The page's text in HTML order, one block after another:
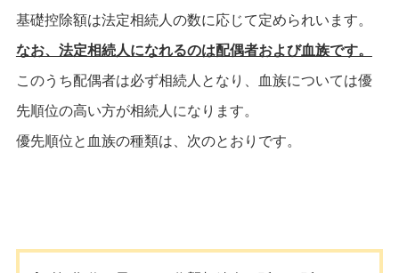
基礎控除額は法定相続人の数に応じて定められいます。
なお、法定相続人になれるのは配偶者および血族です。
このうち配偶者は必ず相続人となり、血族については優
先順位の高い方が相続人になります。
優先順位と血族の種類は、次のとおりです。